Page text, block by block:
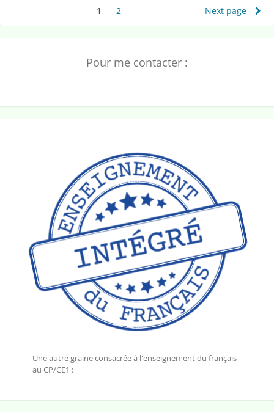
Pagination
des
publications
Page
1 2 Next page
Pour me contacter :
Une autre graine consacrée à l'enseignement du français
au CP/CE1 :